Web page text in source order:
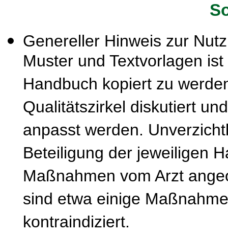
Genereller Hinweis zur
Muster und Textvorlagen
Handbuch kopiert zu
Qualitätszirkel diskutiert
anpasst werden.
Beteiligung der jeweiligen
Maßnahmen vom Arzt
sind etwa einige
kontraindiziert.